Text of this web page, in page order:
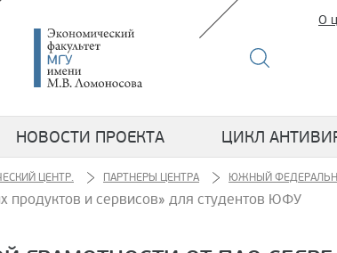
О
НОВОСТИ ПРОЕКТА ЦИКЛ
ЦЕНТР. ПАРТНЕРЫ ЦЕНТРА ЮЖНЫЙ
продуктов и сервисов» для студентов ЮФУ